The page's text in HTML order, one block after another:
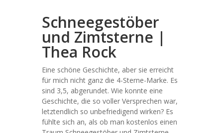
Schneegestöber
und Zimtsterne |
Thea Rock
Eine schöne Geschichte, aber sie erreicht
für mich nicht ganz die 4-Sterne-Marke. Es
sind 3,5, abgerundet. Wie konnte eine
Geschichte, die so voller Versprechen war,
letztendlich so unbefriedigend wirken? Es
fühlte sich an, als ob man kostenlos einen